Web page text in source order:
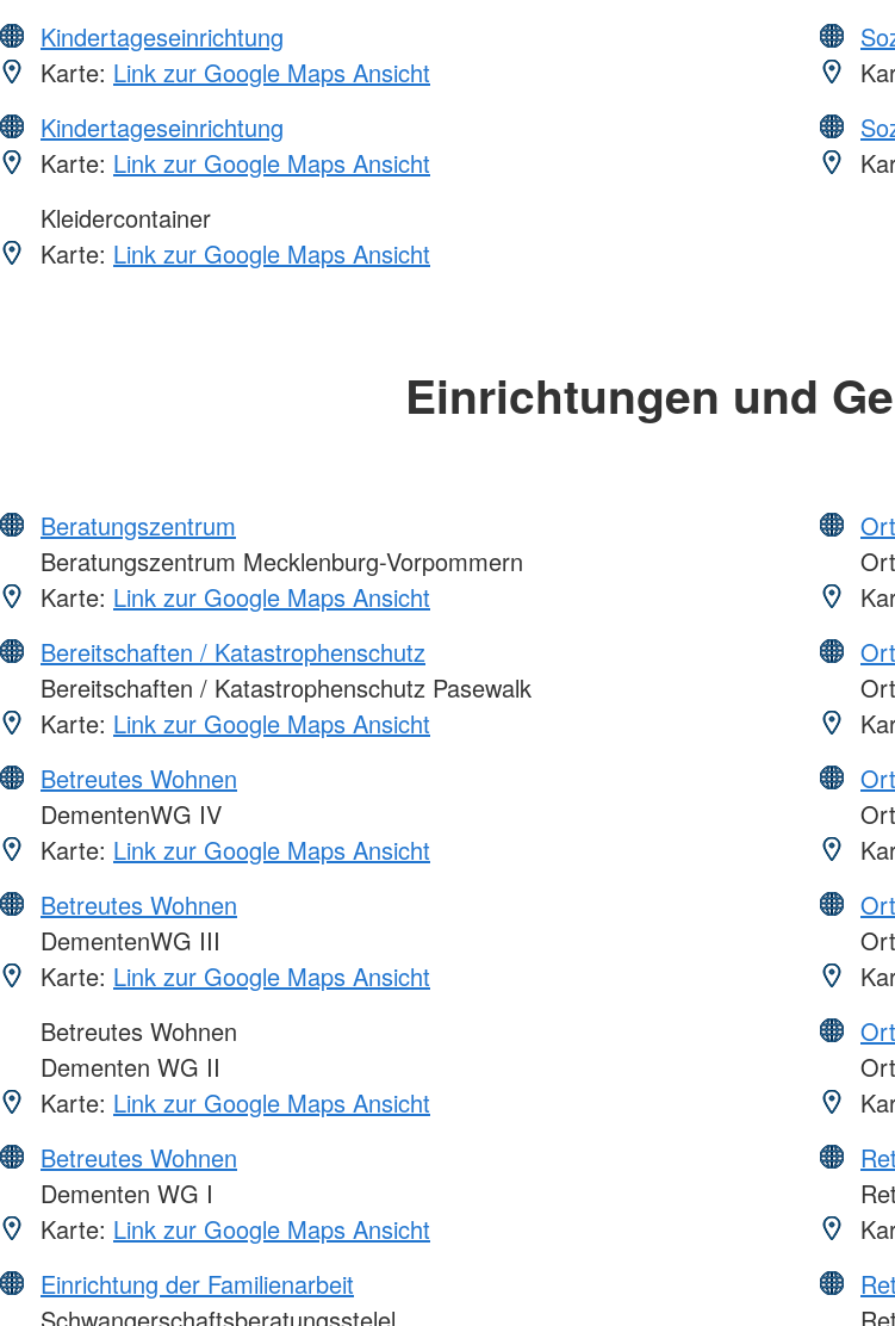
Kindertageseinrichtung
Karte: Link zur Google Maps Ansicht
Kindertageseinrichtung
Karte: Link zur Google Maps Ansicht
Kleidercontainer
Karte: Link zur Google Maps Ansicht
Einrichtungen und
Beratungszentrum
Beratungszentrum Mecklenburg-Vorpommern
Karte: Link zur Google Maps Ansicht
Bereitschaften / Katastrophenschutz
Bereitschaften / Katastrophenschutz Pasewalk
Karte: Link zur Google Maps Ansicht
Betreutes Wohnen
DementenWG IV
Karte: Link zur Google Maps Ansicht
Betreutes Wohnen
DementenWG III
Karte: Link zur Google Maps Ansicht
Betreutes Wohnen
Dementen WG II
Karte: Link zur Google Maps Ansicht
Betreutes Wohnen
Dementen WG I
Karte: Link zur Google Maps Ansicht
Einrichtung der Familienarbeit